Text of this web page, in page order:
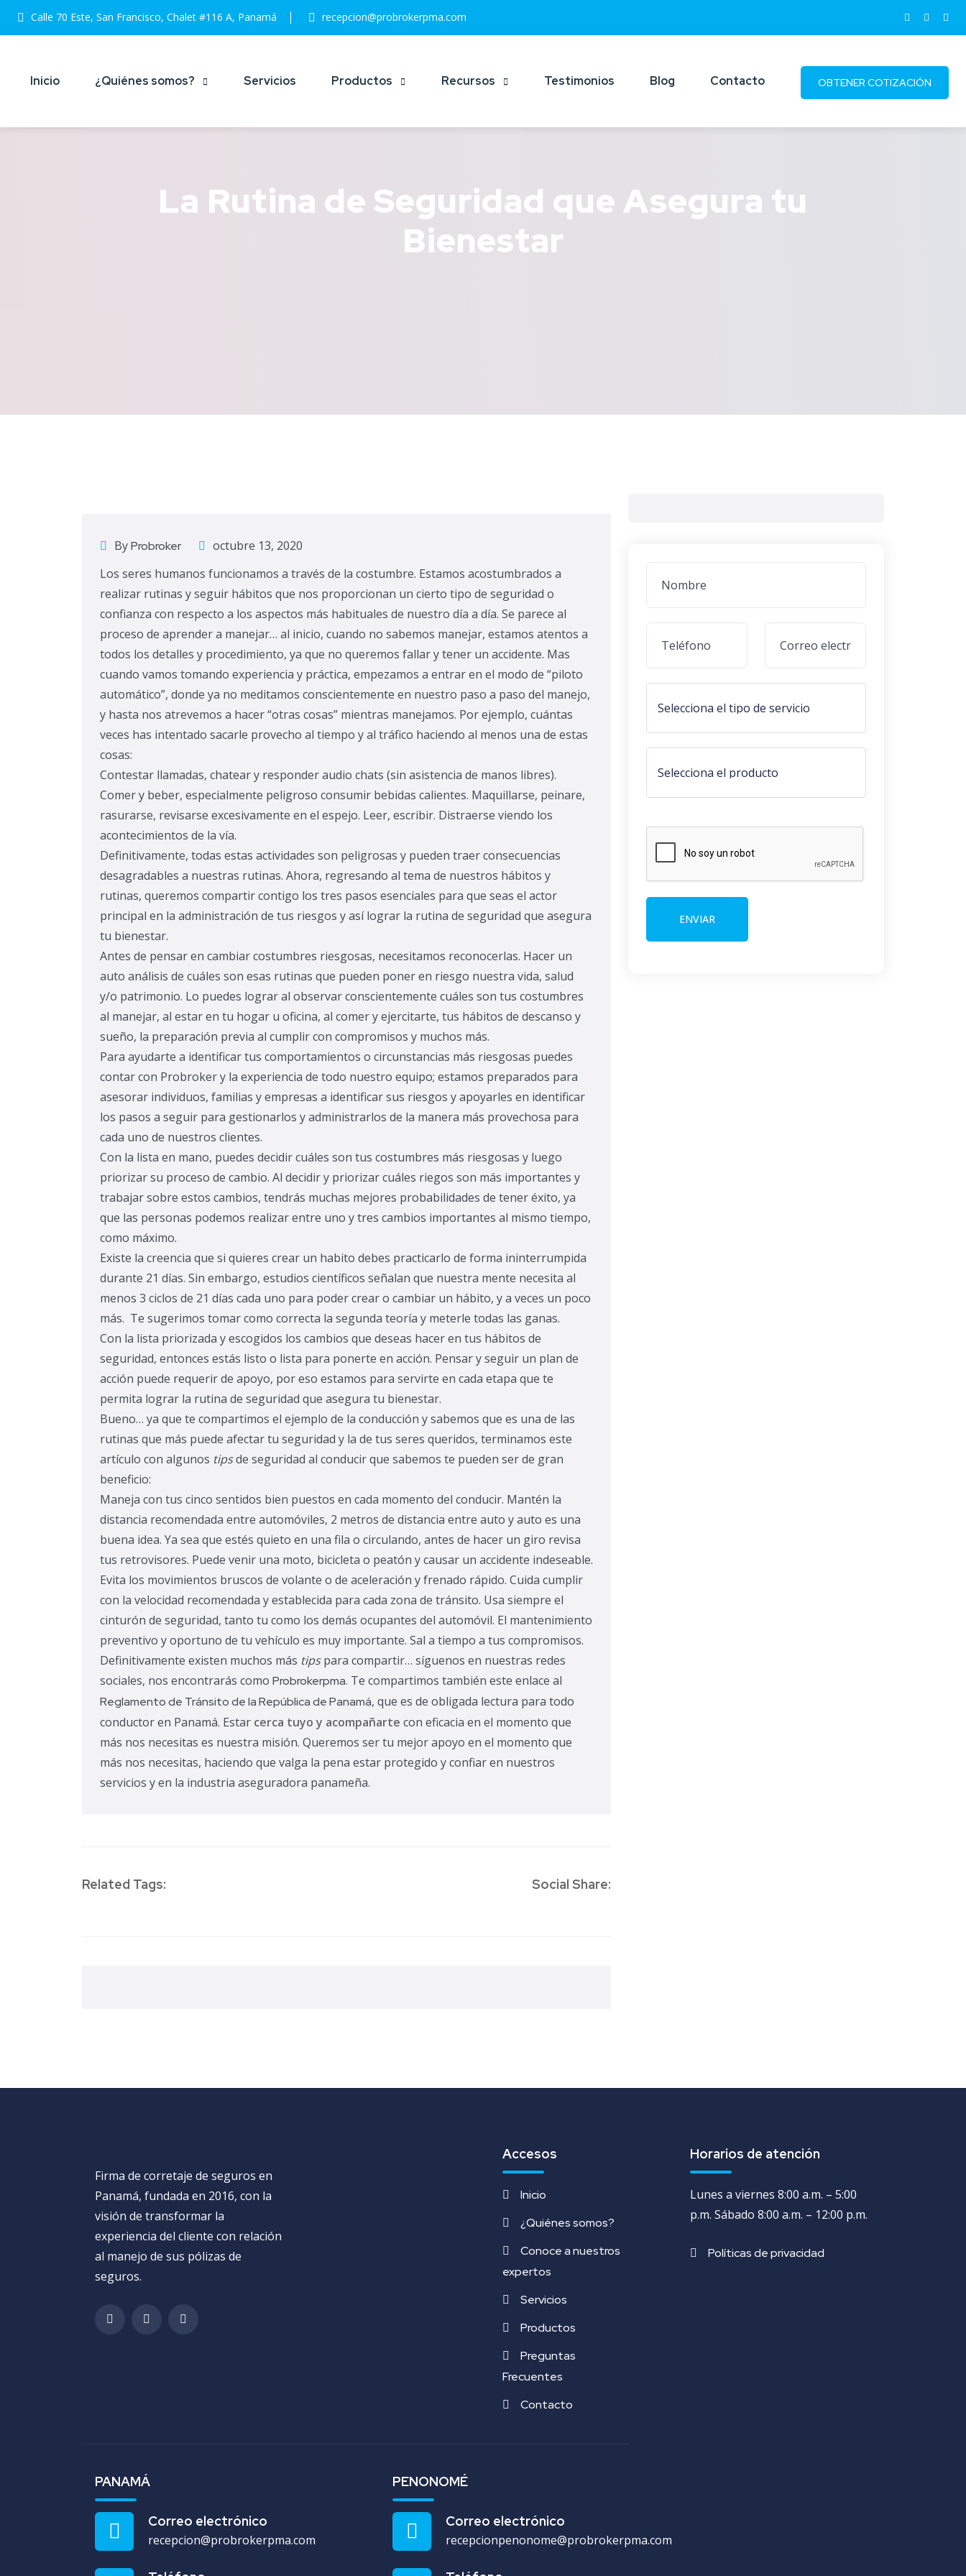
Calle 70 Este, San Francisco, Chalet #116 A, Panamá recepcion@probrokerpma.com
OBTENER COTIZACIÓN
Inicio ¿Quiénes somos? Servicios Productos Recursos Testimonios Blog Contacto
La Rutina de Seguridad que Asegura tu
Bienestar
ByProbroker
octubre 13, 2020
Los seres humanos funcionamos a través de la costumbre. Estamos acostumbrados a
realizar rutinas y seguir hábitos que nos proporcionan un cierto tipo de seguridad o
confianza con respecto a los aspectos más habituales de nuestro día a día. Se parece al
proceso de aprender a manejar… al inicio, cuando no sabemos manejar, estamos atentos a
todos los detalles y procedimiento, ya que no queremos fallar y tener un accidente. Mas
cuando vamos tomando experiencia y práctica, empezamos a entrar en el modo de “piloto
automático”, donde ya no meditamos conscientemente en nuestro paso a paso del manejo,
y hasta nos atrevemos a hacer “otras cosas” mientras manejamos. Por ejemplo, cuántas
veces has intentado sacarle provecho al tiempo y al tráfico haciendo al menos una de estas
cosas:
Contestar llamadas, chatear y responder audio chats (sin asistencia de manos libres).
Comer y beber, especialmente peligroso consumir bebidas calientes. Maquillarse, peinare,
rasurarse, revisarse excesivamente en el espejo. Leer, escribir. Distraerse viendo los
acontecimientos de la vía.
Definitivamente, todas estas actividades son peligrosas y pueden traer consecuencias
desagradables a nuestras rutinas. Ahora, regresando al tema de nuestros hábitos y
rutinas, queremos compartir contigo los tres pasos esenciales para que seas el actor
principal en la administración de tus riesgos y así lograr la rutina de seguridad que asegura
tu bienestar.
Antes de pensar en cambiar costumbres riesgosas, necesitamos reconocerlas. Hacer un
auto análisis de cuáles son esas rutinas que pueden poner en riesgo nuestra vida, salud
y/o patrimonio. Lo puedes lograr al observar conscientemente cuáles son tus costumbres
al manejar, al estar en tu hogar u oficina, al comer y ejercitarte, tus hábitos de descanso y
sueño, la preparación previa al cumplir con compromisos y muchos más.
Para ayudarte a identificar tus comportamientos o circunstancias más riesgosas puedes
contar con Probroker y la experiencia de todo nuestro equipo; estamos preparados para
asesorar individuos, familias y empresas a identificar sus riesgos y apoyarles en identificar
los pasos a seguir para gestionarlos y administrarlos de la manera más provechosa para
cada uno de nuestros clientes.
Con la lista en mano, puedes decidir cuáles son tus costumbres más riesgosas y luego
priorizar su proceso de cambio. Al decidir y priorizar cuáles riegos son más importantes y
trabajar sobre estos cambios, tendrás muchas mejores probabilidades de tener éxito, ya
que las personas podemos realizar entre uno y tres cambios importantes al mismo tiempo,
como máximo.
Existe la creencia que si quieres crear un habito debes practicarlo de forma ininterrumpida
durante 21 días. Sin embargo, estudios científicos señalan que nuestra mente necesita al
menos 3 ciclos de 21 días cada uno para poder crear o cambiar un hábito, y a veces un poco
más. Te sugerimos tomar como correcta la segunda teoría y meterle todas las ganas.
Con la lista priorizada y escogidos los cambios que deseas hacer en tus hábitos de
seguridad, entonces estás listo o lista para ponerte en acción. Pensar y seguir un plan de
acción puede requerir de apoyo, por eso estamos para servirte en cada etapa que te
permita lograr la rutina de seguridad que asegura tu bienestar.
Bueno… ya que te compartimos el ejemplo de la conducción y sabemos que es una de las
rutinas que más puede afectar tu seguridad y la de tus seres queridos, terminamos este
artículo con algunos tipsde seguridad al conducir que sabemos te pueden ser de gran
beneficio:
Maneja con tus cinco sentidos bien puestos en cada momento del conducir. Mantén la
distancia recomendada entre automóviles, 2 metros de distancia entre auto y auto es una
buena idea. Ya sea que estés quieto en una fila o circulando, antes de hacer un giro revisa
tus retrovisores. Puede venir una moto, bicicleta o peatón y causar un accidente indeseable.
Evita los movimientos bruscos de volante o de aceleración y frenado rápido. Cuida cumplir
con la velocidad recomendada y establecida para cada zona de tránsito. Usa siempre el
cinturón de seguridad, tanto tu como los demás ocupantes del automóvil. El mantenimiento
preventivo y oportuno de tu vehículo es muy importante. Sal a tiempo a tus compromisos.
Definitivamente existen muchos más tipspara compartir… síguenos en nuestras redes
sociales, nos encontrarás como Probrokerpma. Te compartimos también este enlace al
Reglamento de Tránsito de la República de Panamá, que es de obligada lectura para todo
conductor en Panamá. Estar cerca tuyo y acompañarte con eficacia en el momento que
más nos necesitas es nuestra misión. Queremos ser tu mejor apoyo en el momento que
más nos necesitas, haciendo que valga la pena estar protegido y confiar en nuestros
servicios y en la industria aseguradora panameña.
Related Tags: Social Share:
Firma de corretaje de seguros en
Panamá, fundada en 2016, con la
visión de transformar la
experiencia del cliente con relación
al manejo de sus pólizas de
seguros.
Accesos
Inicio
¿Quiénes somos?
Conoce a nuestros
expertos
Servicios
Productos
Preguntas
Frecuentes
Contacto
PANAMÁ
Correo electrónico
recepcion@probrokerpma.com
PENONOMÉ
Correo electrónico
recepcionpenonome@probrokerpma.com
Horarios de atención
Lunes a viernes 8:00 a.m. – 5:00
p.m. Sábado 8:00 a.m. – 12:00 p.m.
Políticas de privacidad